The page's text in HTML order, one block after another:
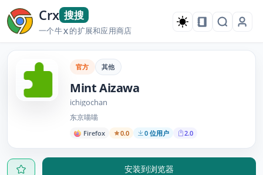
Crx 搜搜
一个牛X的扩展和应用商店
官方 其他
Mint Aizawa
ichigochan
东京喵喵
Firefox 0.0 0 位用户 2.0
安装到浏览器